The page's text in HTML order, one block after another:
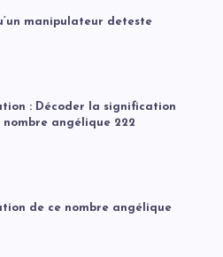
manipulateur deteste
: Décoder la signification
nombre angélique 222
de ce nombre angélique